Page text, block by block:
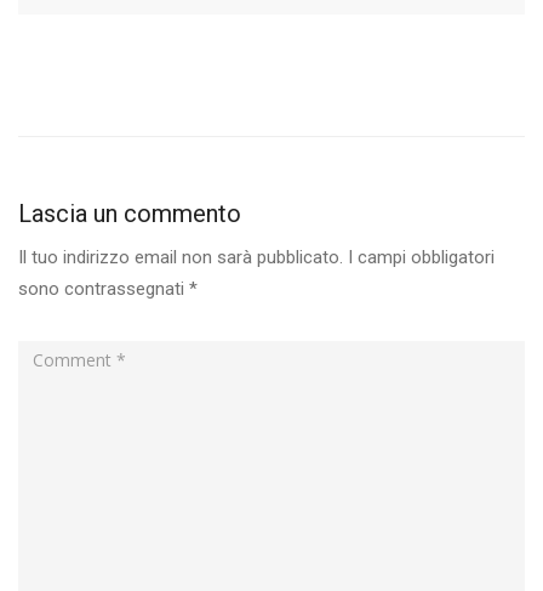
Lascia un commento
Il tuo indirizzo email non sarà pubblicato. I campi obbligatori
sono contrassegnati *